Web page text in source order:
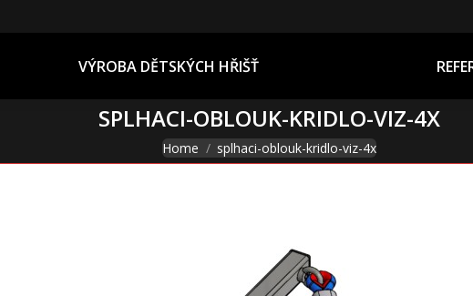
VÝROBA DĚTSKÝCH HŘIŠŤ
SPLHACI-OBLOUK-KRIDLO-VIZ-4X
You are here:
Home splhaci-oblouk-kridlo-viz-4x